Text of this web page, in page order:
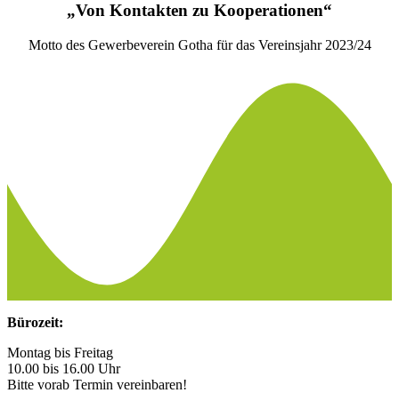
„Von Kontakten zu Kooperationen“
Motto des Gewerbeverein Gotha für das Vereinsjahr 2023/24
Bürozeit:
Montag bis Freitag
10.00 bis 16.00 Uhr
Bitte vorab Termin vereinbaren!